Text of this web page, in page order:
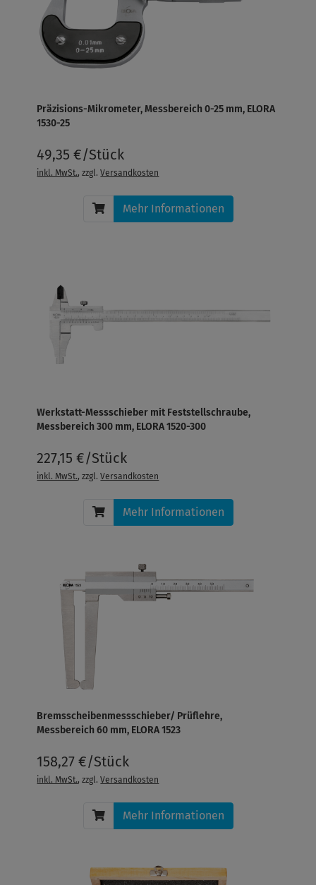
Präzisions-Mikrometer, Messbereich 0-25 mm, ELORA
1530-25
49,35 €/Stück
inkl. MwSt., zzgl.Versandkosten
Mehr Informationen
Werkstatt-Messschieber mit Feststellschraube,
Messbereich 300 mm, ELORA 1520-300
227,15 €/Stück
inkl. MwSt., zzgl.Versandkosten
Mehr Informationen
Bremsscheibenmessschieber/ Prüflehre,
Messbereich 60 mm, ELORA 1523
158,27 €/Stück
inkl. MwSt., zzgl.Versandkosten
Mehr Informationen